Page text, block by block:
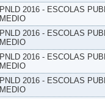
PNLD 2016 - ESCOLAS
MEDIO
PNLD 2016 - ESCOLAS
MEDIO
PNLD 2016 - ESCOLAS
MEDIO
PNLD 2016 - ESCOLAS
MEDIO